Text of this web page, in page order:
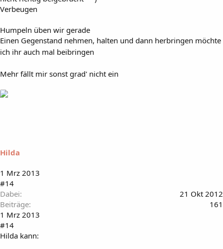
Verbeugen
Humpeln üben wir gerade
Einen Gegenstand nehmen, halten und dann herbringen möchte
ich ihr auch mal beibringen
Mehr fällt mir sonst grad' nicht ein
Hilda
1 Mrz 2013
#14
Dabei
21 Okt 2012
Beiträge
161
1 Mrz 2013
#14
Hilda kann: